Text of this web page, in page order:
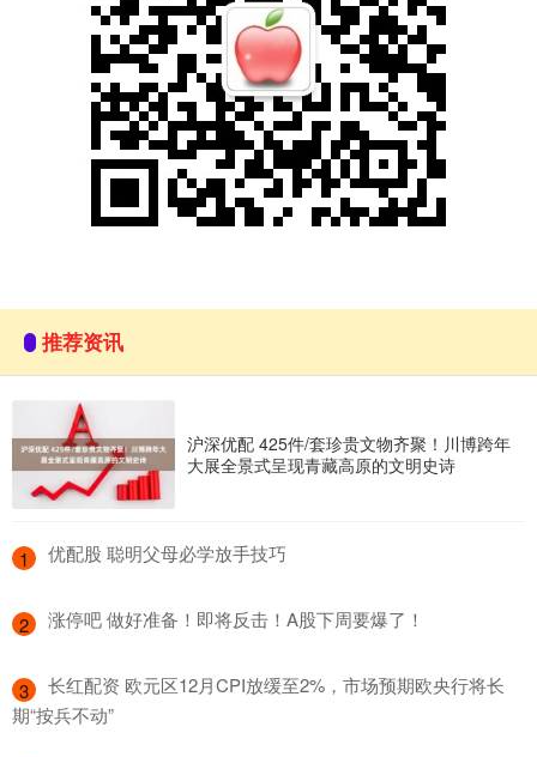
推荐资讯
沪深优配 425件/套珍贵文物齐聚！川博跨年
大展全景式呈现青藏高原的文明史诗
1 ​优配股 聪明父母必学放手技巧
2 ​涨停吧 做好准备！即将反击！A股下周要爆了！
3
​长红配资 欧元区12月CPI放缓至2%，市场预期欧央行将长
期“按兵不动”